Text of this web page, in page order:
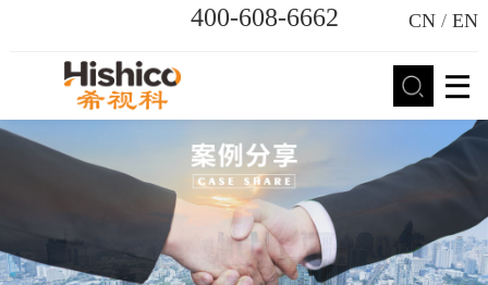
400-608-6662 CN /EN